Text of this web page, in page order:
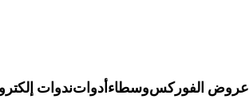
عروض الفوركسوسطاءأدواتندوات